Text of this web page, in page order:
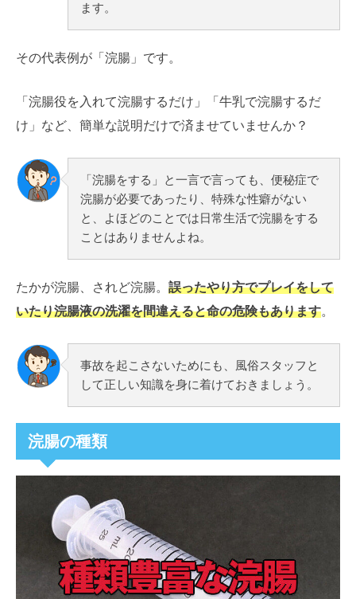
ます。
その代表例が「浣腸」です。
「浣腸役を入れて浣腸するだけ」「牛乳で浣腸するだ
け」など、簡単な説明だけで済ませていませんか？
「浣腸をする」と一言で言っても、便秘症で
浣腸が必要であったり、特殊な性癖がない
と、よほどのことでは日常生活で浣腸をする
ことはありませんよね。
たかが浣腸、されど浣腸。 誤ったやり方でプレイをして
いたり浣腸液の洗濯を間違えると命の危険もあります。
事故を起こさないためにも、風俗スタッフと
して正しい知識を身に着けておきましょう。
浣腸の種類